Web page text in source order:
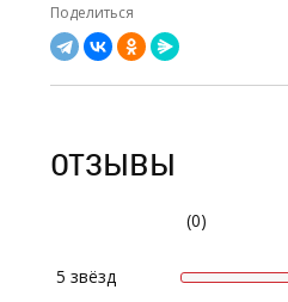
Поделиться
ОТЗЫВЫ
(0)
5 звёзд